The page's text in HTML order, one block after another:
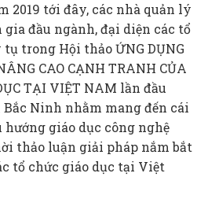
2019 tới đây, các nhà quản lý
gia đầu ngành, đại diện các tổ
trong Hội thảo ỨNG DỤNG
CAO CẠNH TRANH CỦA
TẠI VIỆT NAM lần đầu
Ninh nhằm mang đến cái
giáo dục công nghệ
thảo luận giải pháp nắm bắt
tổ chức giáo dục tại Việt